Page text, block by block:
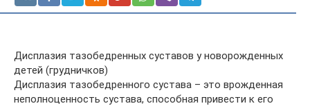
Дисплазия тазобедренных суставов у новорожденных
детей (грудничков)
Дисплазия тазобедренного сустава – это врожденная
неполноценность сустава, способная привести к его